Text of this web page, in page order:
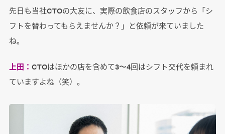
先日も当社CTOの大友に、実際の飲食店のスタッフから「シ
フトを替わってもらえませんか？」と依頼が来ていました
ね。
上田： CTOはほかの店を含めて3〜4回はシフト交代を頼まれ
ていますよね（笑）。